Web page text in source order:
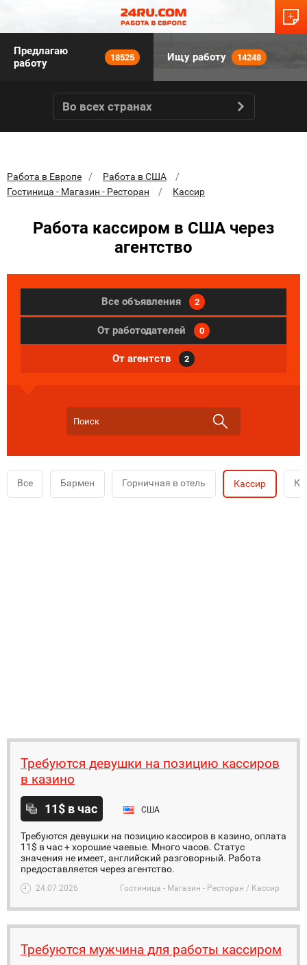
Предлагаю
работу
18525 Ищу работу 14248
Во всех странах
Работа в Европе
Работа в США
Гостиница - Магазин - Ресторан
Кассир
Работа кассиром в США через
агентство
Все объявления 2
От работодателей 0
От агентств 2
Все Бармен Горничная в отель Кассир
Требуются девушки на позицию кассиров
в казино
11$ в час США
Требуются девушки на позицию кассиров в казино, оплата
11$ в час + хорошие чаевые. Много часов. Статус
значения не имеет, английский разговорный. Работа
предоставляется через агентство.
24.07.2026 Гостиница - Магазин - Ресторан / Кассир
Требуются мужчина для работы кассиром